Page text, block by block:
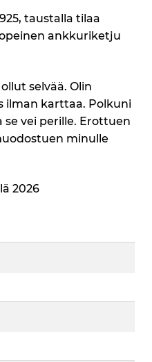
taustalla tilaa
ankkuriketju
selvää. Olin
ilman karttaa. Polkuni
vei perille. Erottuen
minulle
2026